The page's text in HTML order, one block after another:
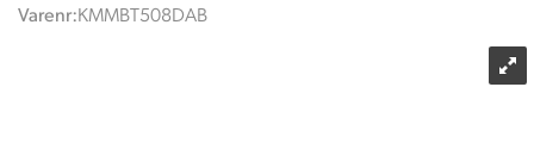
Varenr:KMMBT508DAB